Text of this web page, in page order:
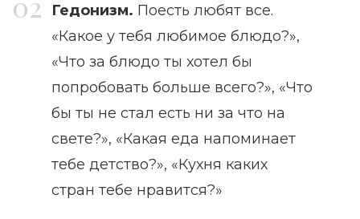
Гедонизм. Поесть любят все.
«Какое у тебя любимое блюдо?»,
«Что за блюдо ты хотел бы
попробовать больше всего?», «Что
бы ты не стал есть ни за что на
свете?», «Какая еда напоминает
тебе детство?», «Кухня каких
стран тебе нравится?»